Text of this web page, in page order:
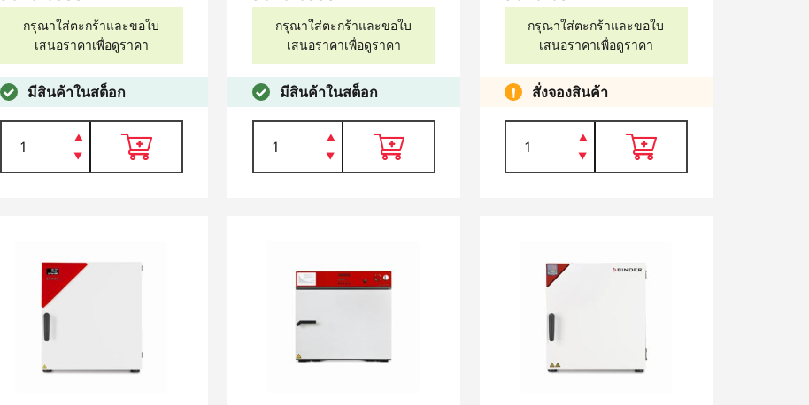
กรุณาใส่ตะกร้าและขอใบ
เสนอราคาเพื่อดูราคา
มีสินค้าในสต็อก
กรุณาใส่ตะกร้าและขอใบ
เสนอราคาเพื่อดูราคา
มีสินค้าในสต็อก
กรุณาใส่ตะกร้าและขอใบ
เสนอราคาเพื่อดูราคา
สั่งจองสินค้า